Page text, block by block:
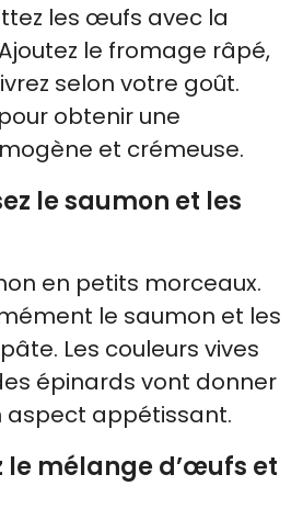
les œufs avec la
le fromage râpé,
selon votre goût.
obtenir une
et crémeuse.
le saumon et les
en petits morceaux.
le saumon et les
Les couleurs vives
épinards vont donner
aspect appétissant.
le mélange d’œufs et